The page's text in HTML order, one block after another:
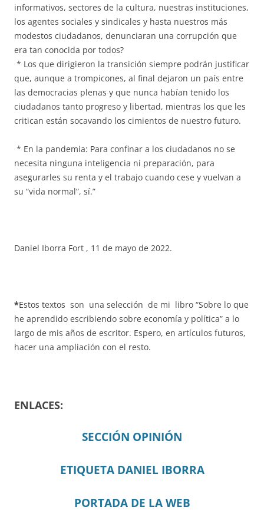
informativos, sectores de la cultura, nuestras instituciones,
los agentes sociales y sindicales y hasta nuestros más
modestos ciudadanos, denunciaran una corrupción que
era tan conocida por todos?
* Los que dirigieron la transición siempre podrán justificar
que, aunque a trompicones, al final dejaron un país entre
las democracias plenas y que nunca habían tenido los
ciudadanos tanto progreso y libertad, mientras los que les
critican están socavando los cimientos de nuestro futuro.
* En la pandemia: Para confinar a los ciudadanos no se
necesita ninguna inteligencia ni preparación, para
asegurarles su renta y el trabajo cuando cese y vuelvan a
su “vida normal”, sí.”
Daniel Iborra Fort , 11 de mayo de 2022.
*Estos textos son una selección de mi libro “Sobre lo que
he aprendido escribiendo sobre economía y política” a lo
largo de mis años de escritor. Espero, en artículos futuros,
hacer una ampliación con el resto.
ENLACES:
SECCIÓN OPINIÓN
ETIQUETA DANIEL IBORRA
PORTADA DE LA WEB